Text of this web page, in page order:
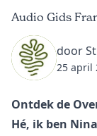
Audio Gids
door
25 april
Ontdek de
Hé, ik ben